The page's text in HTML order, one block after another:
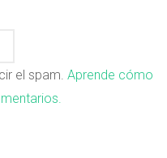
el spam. Aprende cómo